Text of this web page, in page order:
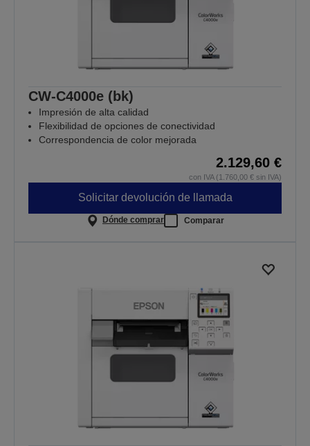
CW-C4000e (bk)
Impresión de alta calidad
Flexibilidad de opciones de conectividad
Correspondencia de color mejorada
2.129,60 €
con IVA (1.760,00 € sin IVA)
Solicitar devolución de llamada
Dónde comprar Comparar